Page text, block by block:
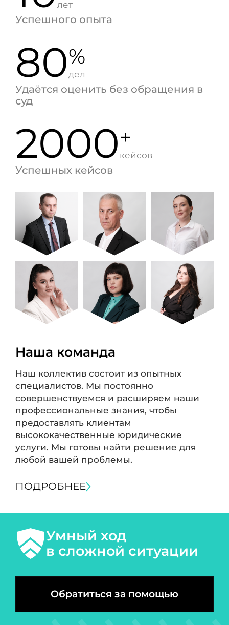
лет
Успешного опыта
80%
дел
Удаётся оценить без обращения в
суд
2000+
кейсов
Успешных кейсов
Наша команда
Наш коллектив состоит из опытных
специалистов. Мы постоянно
совершенствуемся и расширяем наши
профессиональные знания, чтобы
предоставлять клиентам
высококачественные юридические
услуги. Мы готовы найти решение для
любой вашей проблемы.
ПОДРОБНЕЕ
Умный ход
в сложной ситуации
Обратиться за помощью